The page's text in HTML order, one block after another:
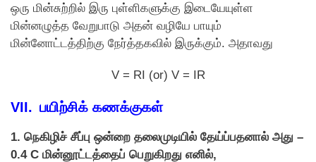
ஒரு மின்சுற்றில் இரு புள்ளிகளுக்கு இடையேயுள்ள
மின்னழுத்த வேறுபாடு அதன் வழியே பாயும்
மின்னாேட்டத்திற்கு நேர்த்தகவில் இருக்கும். அதாவது
V = RI (or) V = IR
VII. பயிற்சிக் கணக்குகள்
1. நெகிழிச் சீப்பு ஒன்றை தலைமுடியில் தேய்ப்பதனால் அது –
0.4 C மின்னூட்டத்தைப் பெறுகிறது எனில்,